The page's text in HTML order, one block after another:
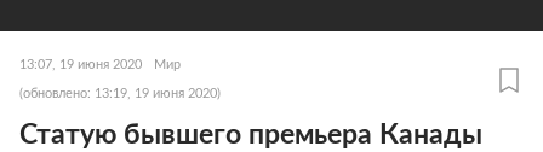
13:07, 19 июня 2020 Мир
(обновлено: 13:19, 19 июня 2020)
Статую бывшего премьера Канады